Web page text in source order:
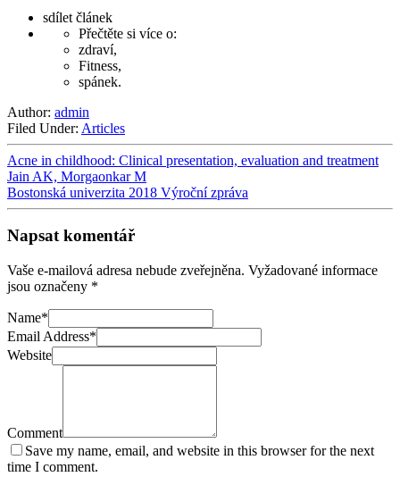
sdílet článek
Přečtěte si více o:
zdraví,
Fitness,
spánek.
Author: admin
Filed Under: Articles
Acne in childhood: Clinical presentation, evaluation and treatment
Jain AK, Morgaonkar M
Bostonská univerzita 2018 Výroční zpráva
Napsat komentář
Vaše e-mailová adresa nebude zveřejněna. Vyžadované informace
jsou označeny *
Name*
Email Address*
Website
Comment
Save my name, email, and website in this browser for the next
time I comment.